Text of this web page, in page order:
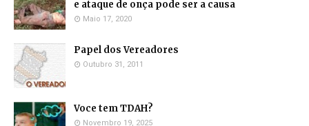
e ataque de onça pode ser a causa
Maio 17, 2020
Papel dos Vereadores
Outubro 31, 2011
Voce tem TDAH?
Novembro 19, 2025